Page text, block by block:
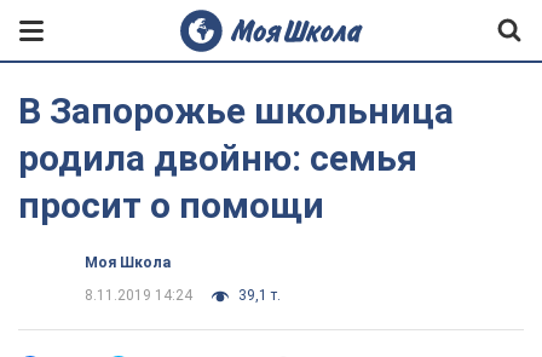
В Запорожье школьница
родила двойню: семья
просит о помощи
Моя Школа
8.11.2019 14:24
39,1 т.